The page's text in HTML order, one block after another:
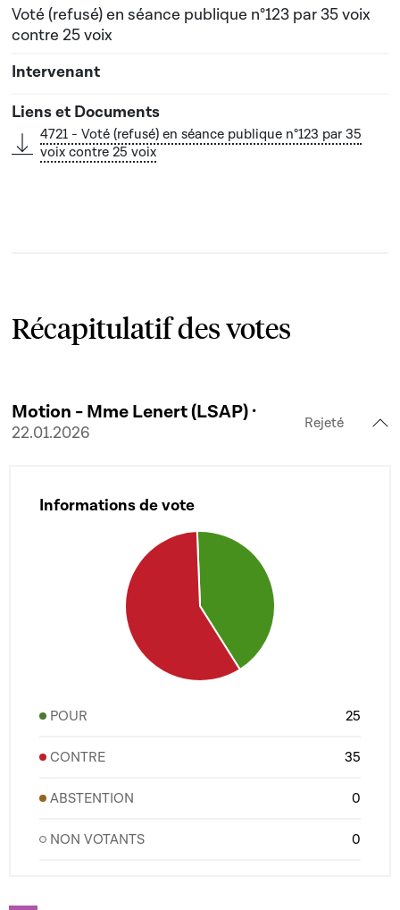
Voté (refusé) en séance publique n°123 par 35 voix
contre 25 voix
4721 - Voté (refusé) en séance publique n°123 par 35
voix contre 25 voix
Récapitulatif des votes
Motion - Mme Lenert (LSAP) ·
22.01.2026
Rejeté
Informations de vote
POUR 25
CONTRE 35
ABSTENTION 0
NON VOTANTS 0